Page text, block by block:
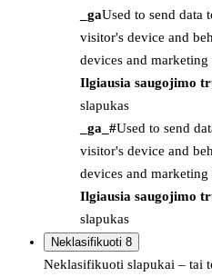
_gaUsed to send data
visitor's device and
devices and marketing
Ilgiausia saugojimo
slapukas
_ga_#Used to send
visitor's device and
devices and marketing
Ilgiausia saugojimo
slapukas
Neklasifikuoti 8
Neklasifikuoti slapukai – tai